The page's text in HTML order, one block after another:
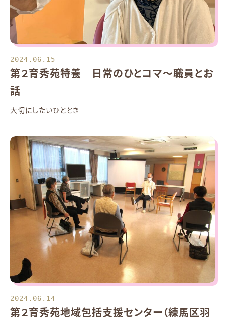
2024.06.15
第２育秀苑特養 日常のひとコマ～職員とお
話
大切にしたいひととき
2024.06.14
第２育秀苑地域包括支援センター（練馬区羽